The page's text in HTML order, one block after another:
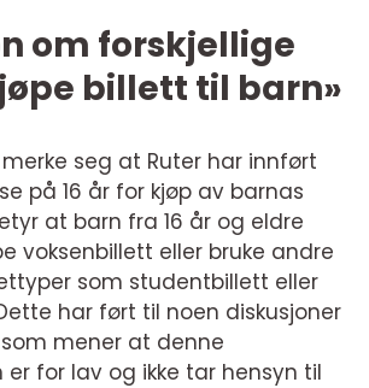
om forskjellige
billett til barn»
seg at Ruter har innført
på 16 år for kjøp av barnas
at barn fra 16 år og eldre
voksenbillett eller bruke andre
som studentbillett eller
har ført til noen diskusjoner
mener at denne
er for lav og ikke tar hensyn til